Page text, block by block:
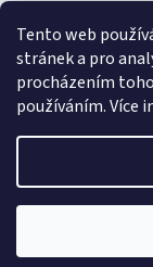
Tento web
stránek a pro
procházením
používáním. Více
Copyright